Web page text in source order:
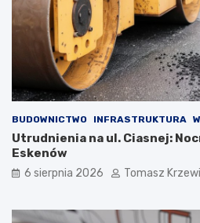
BUDOWNICTWO INFRASTRUKTURA
Utrudnienia na ul. Ciasnej:
Eskenów
6 sierpnia 2026 Tomasz